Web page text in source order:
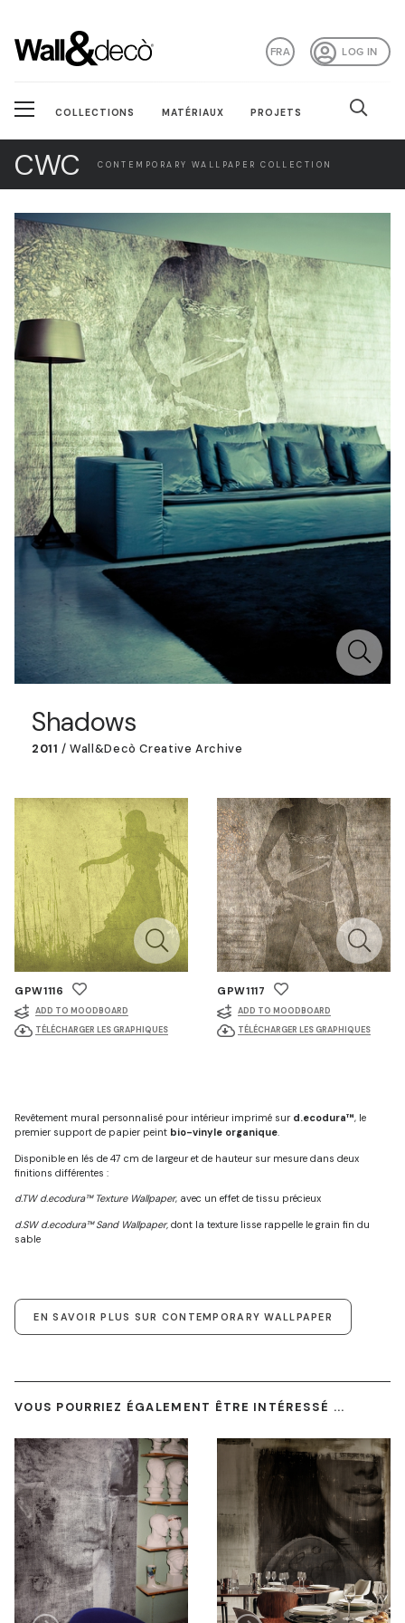
LOG IN
FRA
COLLECTIONS MATÉRIAUX PROJETS
CWC CONTEMPORARY WALLPAPER COLLECTION
Shadows
2011 / Wall&decò Creative Archive
GPW1116
ADD TO MOODBOARD
TÉLÉCHARGER LES GRAPHIQUES
GPW1117
ADD TO MOODBOARD
TÉLÉCHARGER LES GRAPHIQUES
Revêtement mural personnalisé pour intérieur imprimé sur d.ecodura™, le
premier support de papier peint bio-vinyle organique.
Disponible en lés de 47 cm de largeur et de hauteur sur mesure dans deux
finitions différentes :
d.TW d.ecodura™ Texture Wallpaper, avec un effet de tissu précieux
d.SW d.ecodura™ Sand Wallpaper, dont la texture lisse rappelle le grain fin du
sable
EN SAVOIR PLUS SUR CONTEMPORARY WALLPAPER
VOUS POURRIEZ ÉGALEMENT ÊTRE INTÉRESSÉ ...